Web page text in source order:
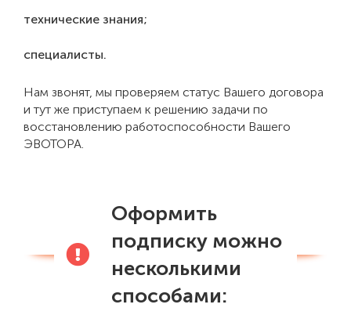
технические знания;
специалисты.
Нам звонят, мы проверяем статус Вашего договора
и тут же приступаем к решению задачи по
восстановлению работоспособности Вашего
ЭВОТОРА.
Оформить
подписку можно
несколькими
способами: